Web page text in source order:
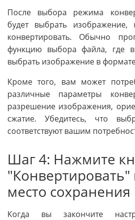
После выбора режима
будет выбрать изображение,
конвертировать. Обычно
функцию выбора файла, где
выбрать изображение в
Кроме того, вам может
различные параметры
разрешение изображения,
сжатие. Убедитесь, что
соответствуют вашим
Шаг 4: Нажмите
место сохранения
Когда вы закончите